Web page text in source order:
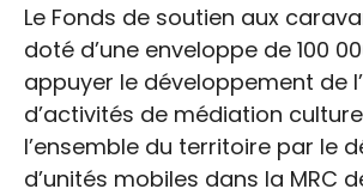
Le Fonds de soutien aux
doté d’une enveloppe de 100
appuyer le développement de
d’activités de médiation
l’ensemble du territoire par le
d’unités mobiles dans la MRC